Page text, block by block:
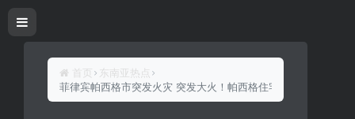
首页
东南亚热点
菲律宾帕西格市突发火灾 突发大火！帕西格住宅区被烧毁15栋